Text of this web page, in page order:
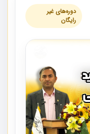
دوره‌های غیر
رایگان